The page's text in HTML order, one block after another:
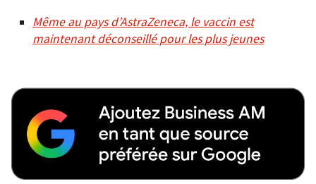
Même au pays d’AstraZeneca, le vaccin est
maintenant déconseillé pour les plus jeunes